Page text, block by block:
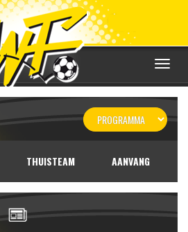
Toggle
THUISTEAM AANVANG